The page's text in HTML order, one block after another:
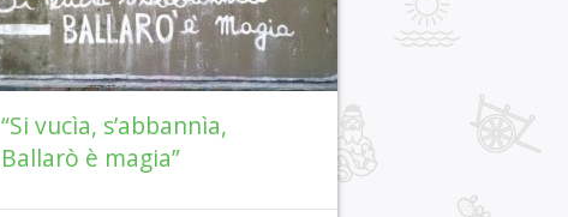
“Si vucìa, s’abbannìa,
Ballarò è magia”